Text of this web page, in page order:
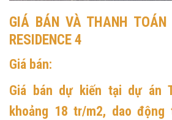
GIÁ BÁN VÀ THANH
RESIDENCE 4
Giá bán:
Giá bán dự kiến tại dự án
khoảng 18 tr/m2, dao động